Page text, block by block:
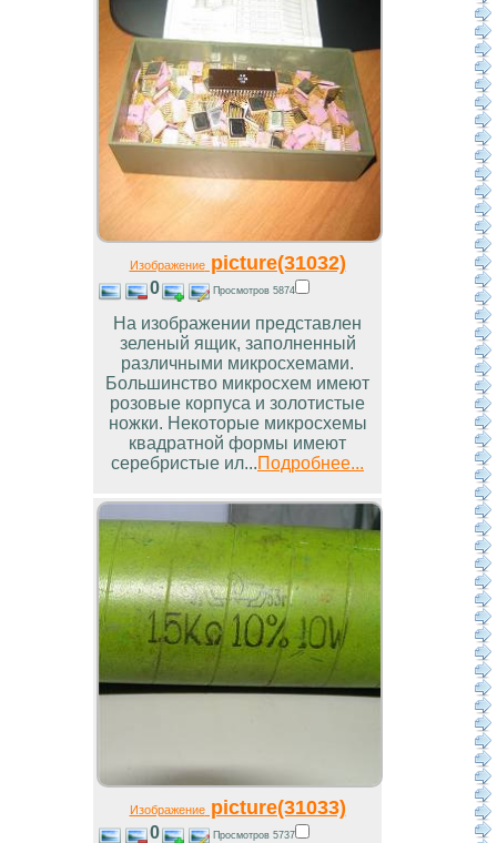
Изображениеpicture(31032)
0 Просмотров 5874
На изображении представлен
зеленый ящик, заполненный
различными микросхемами.
Большинство микросхем имеют
розовые корпуса и золотистые
ножки. Некоторые микросхемы
квадратной формы имеют
серебристые ил...Подробнее...
Изображениеpicture(31033)
0 Просмотров 5737